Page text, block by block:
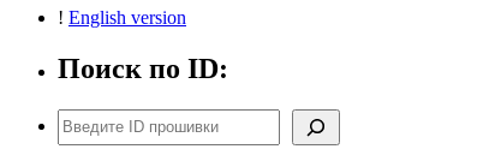
! English version
Поиск по ID:
Поиск